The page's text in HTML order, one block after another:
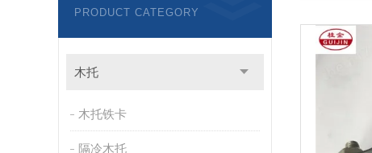
PRODUCT CATEGORY
木托
木托铁卡
隔冷木托